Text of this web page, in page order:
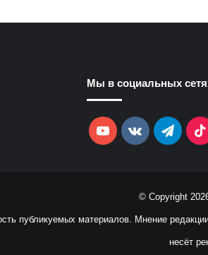
Мы в социальных
YouTubevk.com
© Copyright
публикуемых материалов. Мнение
несёт